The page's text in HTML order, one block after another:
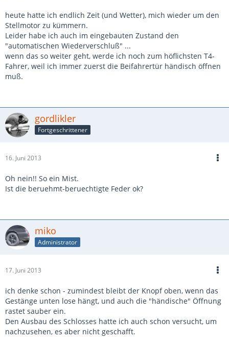
heute hatte ich endlich Zeit (und Wetter), mich wieder um den
Stellmotor zu kümmern.
Leider habe ich auch im eingebauten Zustand den
"automatischen Wiederverschluß" ...
wenn das so weiter geht, werde ich noch zum höflichsten T4-
Fahrer, weil ich immer zuerst die Beifahrertür händisch öffnen
muß.
gordlikler
Fortgeschrittener
16. Juni 2013
Oh nein!! So ein Mist.
Ist die beruehmt-beruechtigte Feder ok?
miko
Administrator
17. Juni 2013
ich denke schon - zumindest bleibt der Knopf oben, wenn das
Gestänge unten lose hängt, und auch die "händische" Öffnung
rastet sauber ein.
Den Ausbau des Schlosses hatte ich auch schon versucht, um
nachzusehen, es aber nicht geschafft.